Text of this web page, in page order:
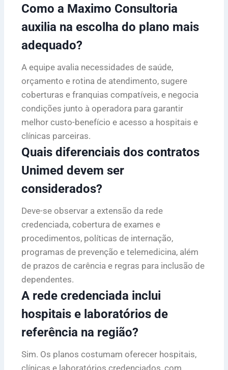
Como a Maximo Consultoria
auxilia na escolha do plano mais
adequado?
A equipe avalia necessidades de saúde,
orçamento e rotina de atendimento, sugere
coberturas e franquias compatíveis, e negocia
condições junto à operadora para garantir
melhor custo-benefício e acesso a hospitais e
clínicas parceiras.
Quais diferenciais dos contratos
Unimed devem ser
considerados?
Deve-se observar a extensão da rede
credenciada, cobertura de exames e
procedimentos, políticas de internação,
programas de prevenção e telemedicina, além
de prazos de carência e regras para inclusão de
dependentes.
A rede credenciada inclui
hospitais e laboratórios de
referência na região?
Sim. Os planos costumam oferecer hospitais,
clínicas e laboratórios credenciados, com